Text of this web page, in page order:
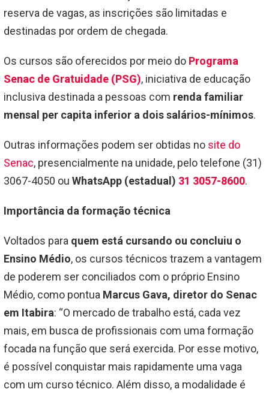
reserva de vagas, as inscrições são limitadas e
destinadas por ordem de chegada.
Os cursos são oferecidos por meio do Programa
Senac de Gratuidade (PSG), iniciativa de educação
inclusiva destinada a pessoas com renda familiar
mensal per capita inferior a dois salários-mínimos.
Outras informações podem ser obtidas no site do
Senac, presencialmente na unidade, pelo telefone (31)
3067-4050 ou WhatsApp (estadual) 31 3057-8600.
Importância da formação técnica
Voltados para quem está cursando ou concluiu o
Ensino Médio, os cursos técnicos trazem a vantagem
de poderem ser conciliados com o próprio Ensino
Médio, como pontua Marcus Gava, diretor do Senac
em Itabira: “O mercado de trabalho está, cada vez
mais, em busca de profissionais com uma formação
focada na função que será exercida. Por esse motivo,
é possível conquistar mais rapidamente uma vaga
com um curso técnico. Além disso, a modalidade é